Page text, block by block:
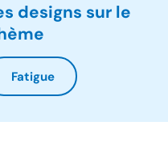
designs sur le
Fatigue